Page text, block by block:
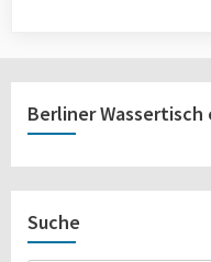
Berliner Wassertisch
Suche